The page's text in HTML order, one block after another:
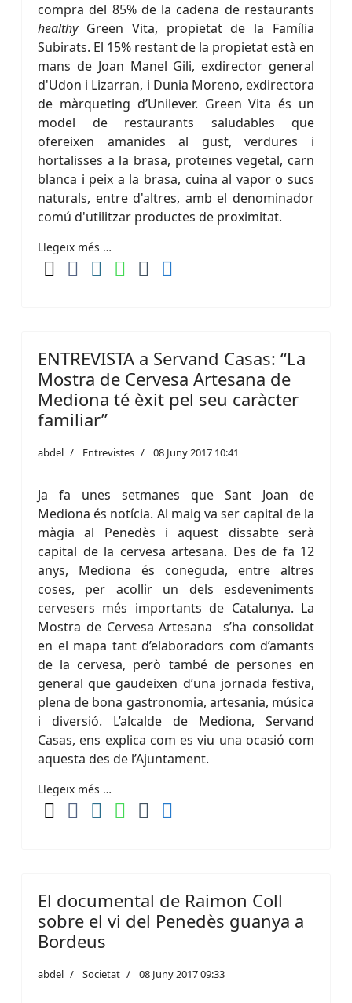
compra del 85% de la cadena de restaurants
healthyGreen Vita, propietat de la Família
Subirats. El 15% restant de la propietat està en
mans de Joan Manel Gili, exdirector general
d'Udon i Lizarran, i Dunia Moreno, exdirectora
de màrqueting d’Unilever. Green Vita és un
model de restaurants saludables que
ofereixen amanides al gust, verdures i
hortalisses a la brasa, proteïnes vegetal, carn
blanca i peix a la brasa, cuina al vapor o sucs
naturals, entre d'altres, amb el denominador
comú d'utilitzar productes de proximitat.
Llegeix més …
ENTREVISTA a Servand Casas: “La
Mostra de Cervesa Artesana de
Mediona té èxit pel seu caràcter
familiar”
abdel Entrevistes 08 Juny 2017 10:41
Ja fa unes setmanes que Sant Joan de
Mediona és notícia. Al maig va ser capital de la
màgia al Penedès i aquest dissabte serà
capital de la cervesa artesana. Des de fa 12
anys, Mediona és coneguda, entre altres
coses, per acollir un dels esdeveniments
cervesers més importants de Catalunya. La
Mostra de Cervesa Artesana s’ha consolidat
en el mapa tant d’elaboradors com d’amants
de la cervesa, però també de persones en
general que gaudeixen d’una jornada festiva,
plena de bona gastronomia, artesania, música
i diversió. L’alcalde de Mediona, Servand
Casas, ens explica com es viu una ocasió com
aquesta des de l’Ajuntament.
Llegeix més …
El documental de Raimon Coll
sobre el vi del Penedès guanya a
Bordeus
abdel Societat 08 Juny 2017 09:33